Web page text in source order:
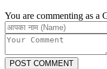
You are commenting as a
POST COMMENT